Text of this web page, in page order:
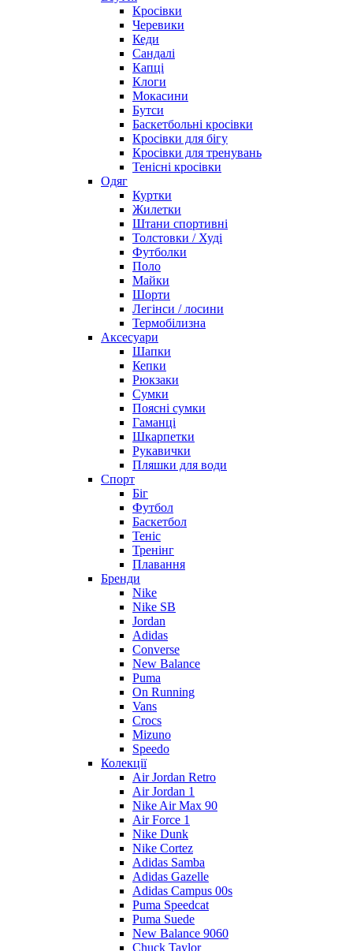
Кросівки
Черевики
Кеди
Сандалі
Капці
Клоги
Мокасини
Бутси
Баскетбольні кросівки
Кросівки для бігу
Кросівки для тренувань
Тенісні кросівки
Одяг
Куртки
Жилетки
Штани спортивні
Толстовки / Худі
Футболки
Поло
Майки
Шорти
Легінси / лосини
Термобілизна
Аксесуари
Шапки
Кепки
Рюкзаки
Сумки
Поясні сумки
Гаманці
Шкарпетки
Рукавички
Пляшки для води
Спорт
Біг
Футбол
Баскетбол
Теніс
Тренінг
Плавання
Бренди
Nike
Nike SB
Jordan
Adidas
Converse
New Balance
Puma
On Running
Vans
Crocs
Mizuno
Speedo
Колекції
Air Jordan Retro
Air Jordan 1
Nike Air Max 90
Air Force 1
Nike Dunk
Nike Cortez
Adidas Samba
Adidas Gazelle
Adidas Campus 00s
Puma Speedcat
Puma Suede
New Balance 9060
Chuck Taylor